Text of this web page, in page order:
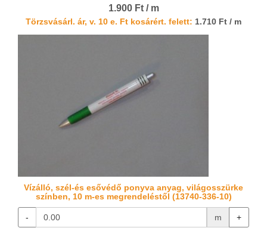
1.900 Ft / m
Törzsvásárl. ár, v. 10 e. Ft kosárért. felett: 1.710 Ft / m
Vízálló, szél-és esővédő ponyva anyag, világosszürke
színben, 10 m-es megrendeléstől (13740-336-10)
- m +